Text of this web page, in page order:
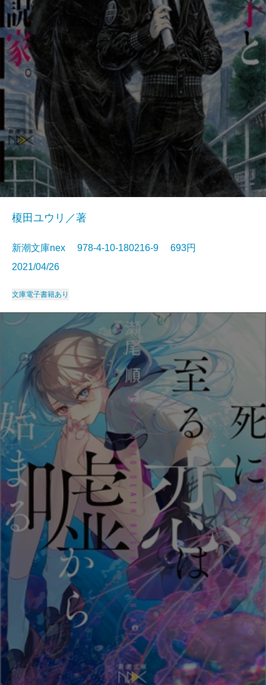
榎田ユウリ／著
新潮文庫nex 978-4-10-180216-9 693円
2021/04/26
文庫電子書籍あり